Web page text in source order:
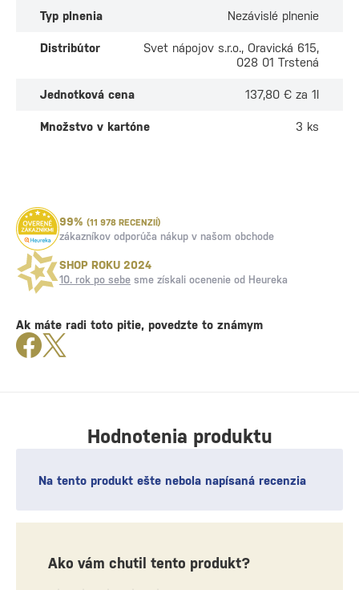
Typ plnenia Nezávislé plnenie
Distribútor
Svet nápojov s.r.o., Oravická 615,
028 01 Trstená
Jednotková cena 137,80 € za 1l
Množstvo v kartóne 3 ks
Hodnotenia produktu
Na tento produkt ešte nebola napísaná recenzia
Ako vám chutil tento produkt?
99% (11 978 RECENZIÍ)
zákazníkov odporúča nákup v našom obchode
SHOP ROKU 2024
10. rok po sebe sme získali ocenenie od Heureka
Ak máte radi toto pitie, povedzte to známym